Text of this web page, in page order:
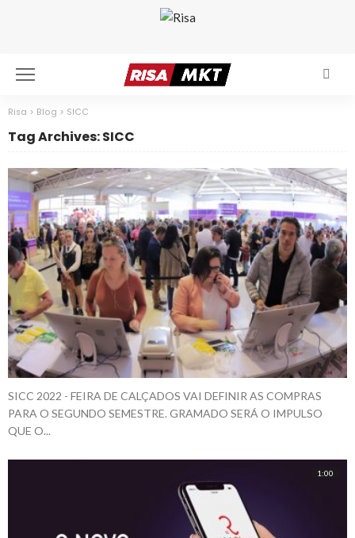
Risa > Blog > SICC
Tag Archives: SICC
SICC 2022 - FEIRA DE CALÇADOS VAI DEFINIR AS COMPRAS
PARA O SEGUNDO SEMESTRE. GRAMADO SERÁ O IMPULSO
QUE O...
1:00